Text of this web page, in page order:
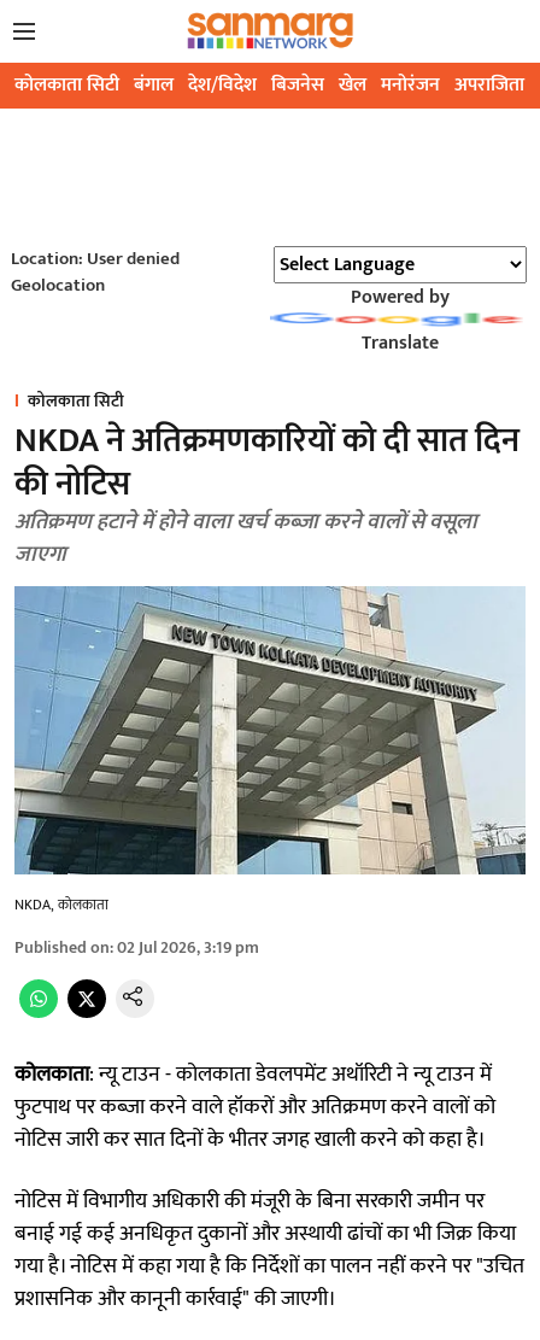
कोलकाता सिटी बंगाल देश/विदेश बिजनेस खेल मनोरंजन अपराजिता
Location: User denied
Geolocation
Powered by
Translate
कोलकाता सिटी
NKDA ने अतिक्रमणकारियों को दी सात दिन
की नोटिस
अतिक्रमण हटाने में होने वाला खर्च कब्जा करने वालों से वसूला
जाएगा
NKDA, कोलकाता
Published on:02 Jul 2026, 3:19 pm
कोलकाता: न्यू टाउन - कोलकाता डेवलपमेंट अथॉरिटी ने न्यू टाउन में
फुटपाथ पर कब्जा करने वाले हॉकरों और अतिक्रमण करने वालों को
नोटिस जारी कर सात दिनों के भीतर जगह खाली करने को कहा है।
नोटिस में विभागीय अधिकारी की मंजूरी के बिना सरकारी जमीन पर
बनाई गई कई अनधिकृत दुकानों और अस्थायी ढांचों का भी जिक्र किया
गया है। नोटिस में कहा गया है कि निर्देशों का पालन नहीं करने पर "उचित
प्रशासनिक और कानूनी कार्रवाई" की जाएगी।